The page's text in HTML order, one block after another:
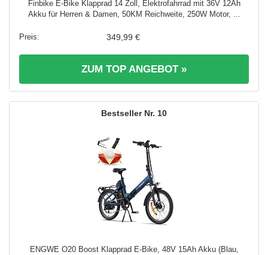
Finbike E-Bike Klapprad 14 Zoll, Elektrofahrrad mit 36V 12Ah
Akku für Herren & Damen, 50KM Reichweite, 250W Motor, ...
349,99 €
ZUM TOP ANGEBOT »
10
ENGWE O20 Boost Klapprad E-Bike, 48V 15Ah Akku (Blau,